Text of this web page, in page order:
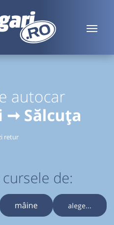
autocar
➞ Sălcuța
retur
de:
mâine alege...